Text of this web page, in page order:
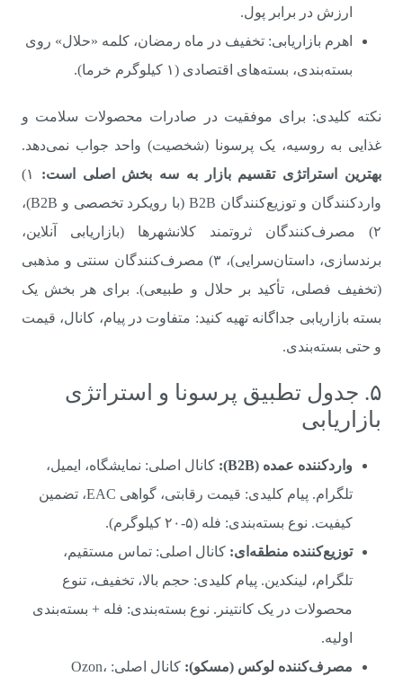
ارزش در برابر پول.
اهرم بازاریابی: تخفیف در ماه رمضان، کلمه «حلال» روی
بسته‌بندی، بسته‌های اقتصادی (۱ کیلوگرم خرما).
نکته کلیدی: برای موفقیت در صادرات محصولات سلامت و
غذایی به روسیه، یک پرسونا (شخصیت) واحد جواب نمی‌دهد.
بهترین استراتژی تقسیم بازار به سه بخش اصلی است:
۱)
واردکنندگان و توزیع‌کنندگان B2B (با رویکرد تخصصی و B2B)،
۲) مصرف‌کنندگان ثروتمند کلانشهرها (بازاریابی آنلاین،
برندسازی، داستان‌سرایی)، ۳) مصرف‌کنندگان سنتی و مذهبی
(تخفیف فصلی، تأکید بر حلال و طبیعی). برای هر بخش یک
بسته بازاریابی جداگانه تهیه کنید: متفاوت در پیام، کانال، قیمت
و حتی بسته‌بندی.
۵. جدول تطبیق پرسونا و استراتژی
بازاریابی
واردکننده عمده (B2B):
کانال اصلی: نمایشگاه، ایمیل،
تلگرام. پیام کلیدی: قیمت رقابتی، گواهی EAC، تضمین
کیفیت. نوع بسته‌بندی: فله (۵-۲۰ کیلوگرم).
توزیع‌کننده منطقه‌ای: کانال اصلی: تماس مستقیم،
تلگرام، لینکدین. پیام کلیدی: حجم بالا، تخفیف، تنوع
محصولات در یک کانتینر. نوع بسته‌بندی: فله + بسته‌بندی
اولیه.
مصرف‌کننده لوکس (مسکو):
کانال اصلی: Ozon،